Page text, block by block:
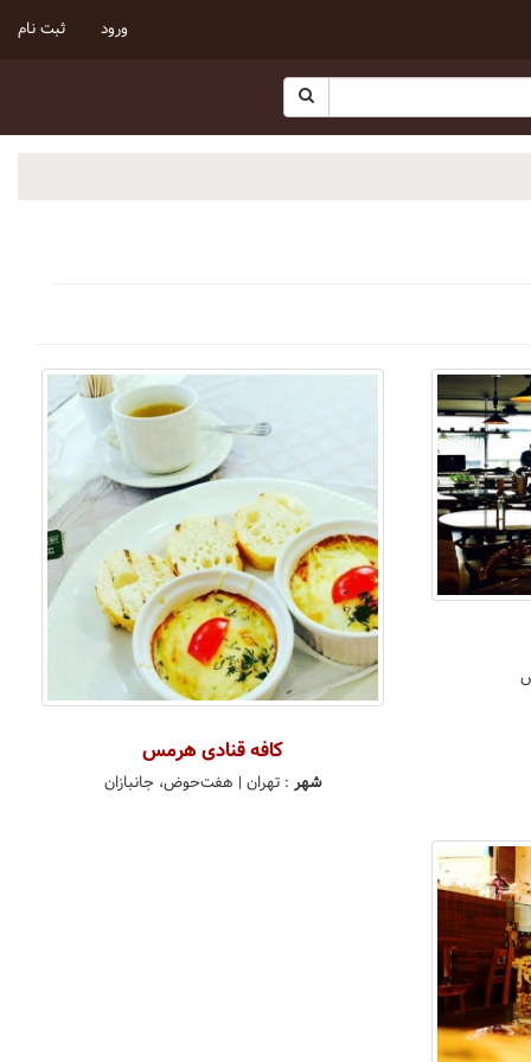
ورود ثبت نام
کافه قنادی هرمس
شهر :تهران | هفت‌حوض، جانبازان